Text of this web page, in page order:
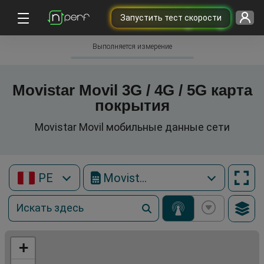
Запустить тест скорости
Выполняется измерение
Movistar Movil 3G / 4G / 5G карта
покрытия
Movistar Movil мобильные данные сети
PE Movistar Movil
+